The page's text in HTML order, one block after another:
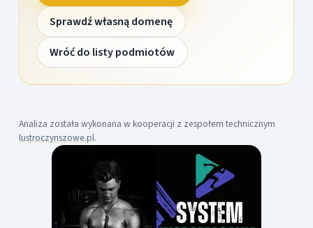
Sprawdź własną domenę
Wróć do listy podmiotów
Analiza została wykonana w kooperacji z zespołem technicznym
lustroczynszowe.pl.